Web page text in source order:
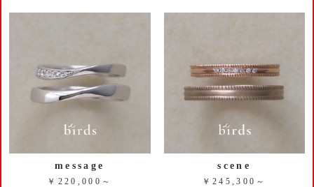
message
￥220,000～
scene
￥245,300～